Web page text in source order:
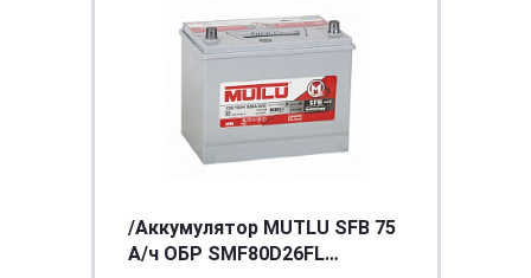
/Аккумулятор MUTLU SFB 75
А/ч ОБР SMF80D26FL